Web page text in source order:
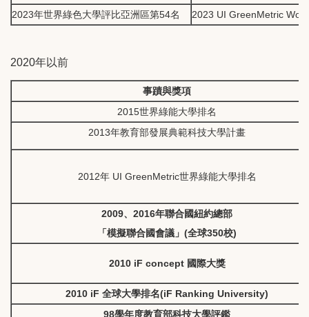
2023年世界綠色大學評比亞洲區第54名
2023 UI GreenMetric
2020年以前
事蹟與獎項
2015世界綠能大學排名
2013年教育部發展典範科技大學計畫
2012年 UI GreenMetric世界綠能大學排名
2009、2016年聯合國紐約總部
「模擬聯合國會議」(全球350校)
2010 iF concept 國際大獎
2010 iF 全球大學排名(iF Ranking University)
98學年度教育部科技大學評鑑